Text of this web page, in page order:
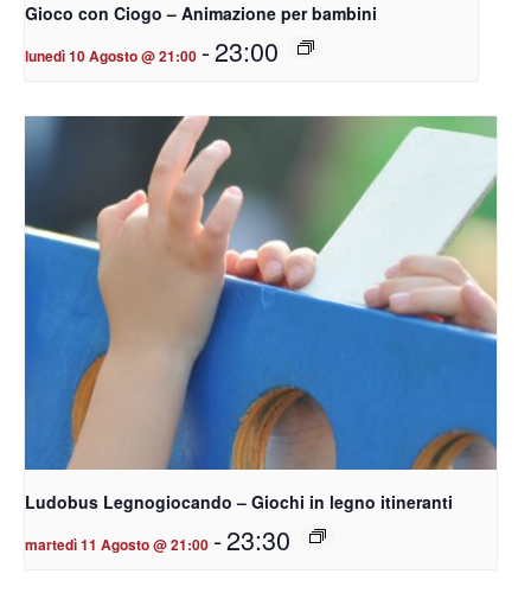
Gioco con Ciogo – Animazione per bambini
lunedì 10 Agosto @ 21:00 -23:00
Ludobus Legnogiocando – Giochi in legno itineranti
martedì 11 Agosto @ 21:00 -23:30